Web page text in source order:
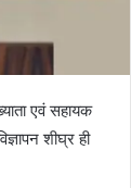
एवं सहायक
शीघ्र ही